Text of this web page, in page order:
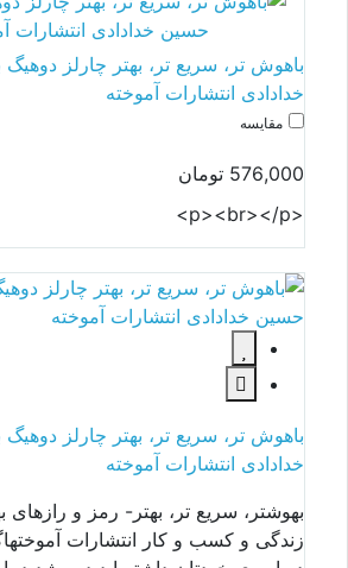
باهوش تر، سریع تر، بهتر چارلز دوهیگ
خدادادی انتشارات آموخته
مقایسه
576,000 تومان
باهوش تر، سریع تر، بهتر چارلز دوهیگ
خدادادی انتشارات آموخته
بهوشتر، سریع تر، بهتر- رمز و رازهای
زندگی و کسب و کار انتشارات